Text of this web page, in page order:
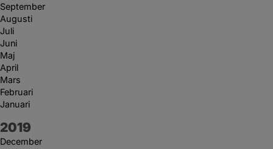
September
Augusti
Juli
Juni
Maj
April
Mars
Februari
Januari
År:
2019
December